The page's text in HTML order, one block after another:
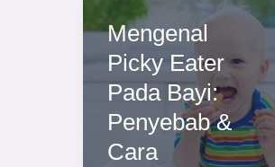
Mengenal
Picky Eater
Pada Bayi:
Penyebab &
Cara